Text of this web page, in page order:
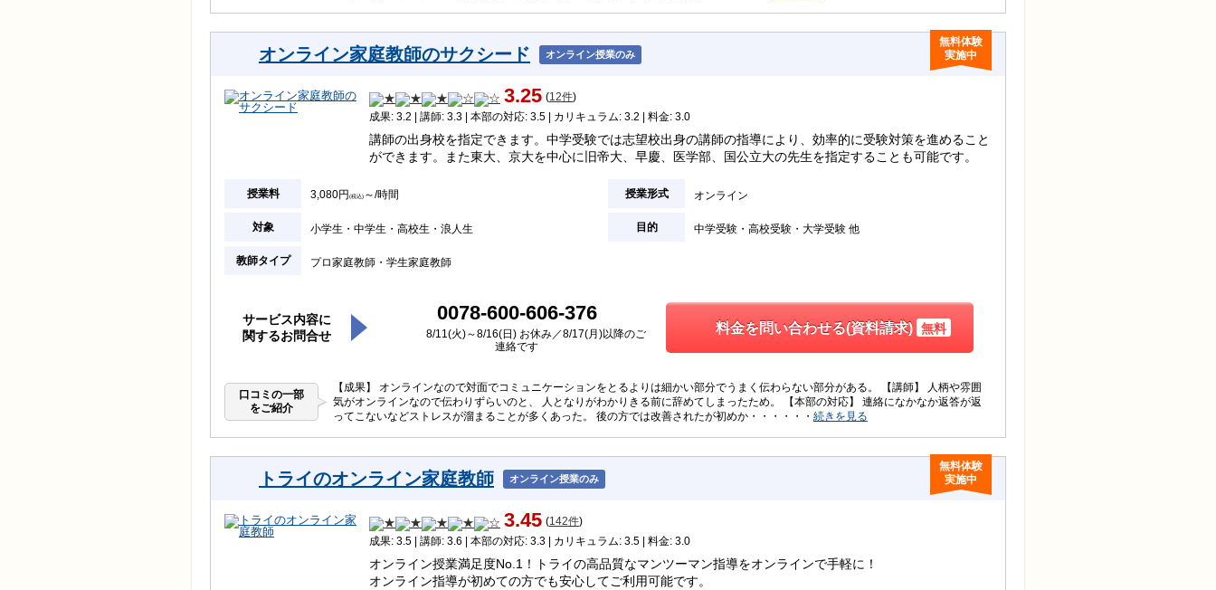
オンライン家庭教師のサクシード オンライン授業のみ
無料体験
実施中
3.25 (12件)
成果: 3.2 | 講師: 3.3 | 本部の対応: 3.5 | カリキュラム: 3.2 | 料金: 3.0
講師の出身校を指定できます。中学受験では志望校出身の講師の指導により、効率的に受験対策を進めること
ができます。また東大、京大を中心に旧帝大、早慶、医学部、国公立大の先生を指定することも可能です。
授業料 3,080円 (税込) ～/時間 授業形式 オンライン
対象 小学生 中学生 高校生 浪人生 目的 中学受験 高校受験 大学受験 他
教師タイプ プロ家庭教師 学生家庭教師
サービス内容に
関するお問合せ
0078-600-606-376
8/11(火)～8/16(日) お休み／8/17(月)以降のご
連絡です
料金を問い合わせる(資料請求) 無料
口コミの一部
をご紹介
【成果】 オンラインなので対面でコミュニケーションをとるよりは細かい部分でうまく伝わらない部分がある。 【講師】 人柄や雰囲
気がオンラインなので伝わりずらいのと、 人となりがわかりきる前に辞めてしまったため。 【本部の対応】 連絡になかなか返答が返
ってこないなどストレスが溜まることが多くあった。 後の方では改善されたが初めか・・・・・・ 続きを見る
トライのオンライン家庭教師 オンライン授業のみ
無料体験
実施中
3.45 (142件)
成果: 3.5 | 講師: 3.6 | 本部の対応: 3.3 | カリキュラム: 3.5 | 料金: 3.0
オンライン授業満足度No.1！トライの高品質なマンツーマン指導をオンラインで手軽に！
オンライン指導が初めての方でも安心してご利用可能です。